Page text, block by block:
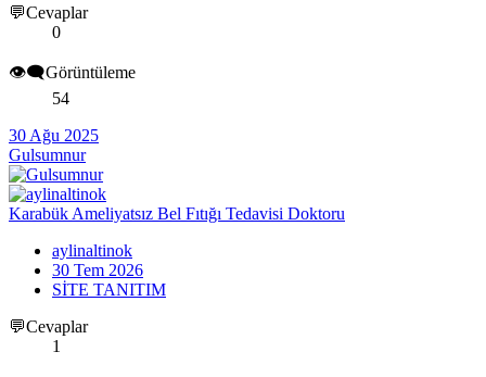
💬Cevaplar
0
👁️‍🗨️Görüntüleme
54
30 Ağu 2025
Gulsumnur
Karabük Ameliyatsız Bel Fıtığı Tedavisi Doktoru
aylinaltinok
30 Tem 2026
SİTE TANITIM
💬Cevaplar
1